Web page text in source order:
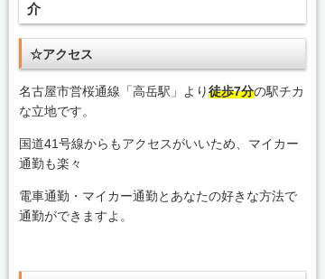
介
☆アクセス
名古屋市営桜通線「高岳駅」より徒歩7分の駅チカ
な立地です。
国道41号線からもアクセスがいいため、マイカー
通勤も楽々
電車通勤・マイカー通勤とあなたの好きな方法で
通勤ができますよ。